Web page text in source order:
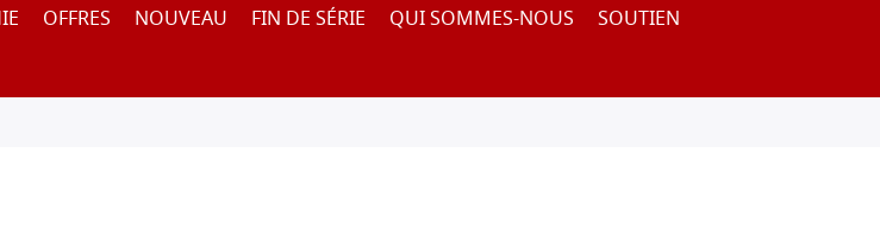
OFFRES NOUVEAU FIN DE SÉRIE QUI SOMMES-NOUS
SOUTIEN